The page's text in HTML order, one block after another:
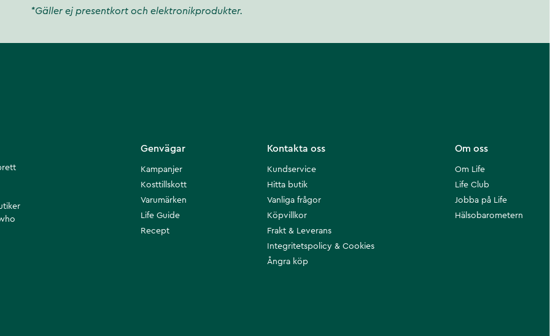
*Gäller ej presentkort och elektronikprodukter.
Om oss
Om Life
Life Club
Jobba på Life
Hälsobarometern
Kontakta oss
Kundservice
Hitta butik
Vanliga frågor
Köpvillkor
Frakt & Leverans
Integritetspolicy & Cookies
Ångra köp
Genvägar
Kampanjer
Kosttillskott
Varumärken
Life Guide
Recept